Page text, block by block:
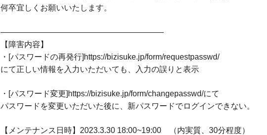
何卒宜しくお願いいたします。
————————————————————–
【障害内容】
・[パスワードの再発行]https://bizisuke.jp/form/requestpasswd/
にて正しい情報を入力いただいても、入力の誤りと表示
・[パスワード変更]https://bizisuke.jp/form/changepasswd/にて
パスワードを変更いただいた後に、新パスワードでログインできない。
【メンテナンス日時】2023.3.30 18:00~19:00 （内実質、30分程度）